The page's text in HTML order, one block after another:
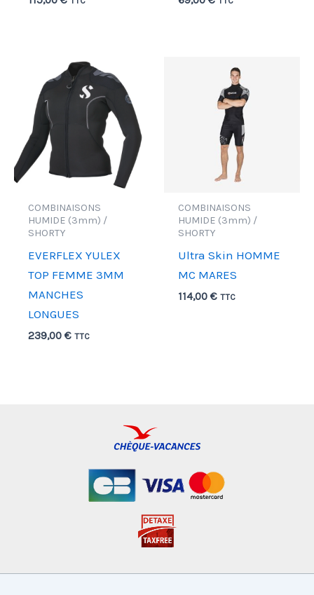
COMBINAISONS
HUMIDE (3mm) /
SHORTY
EVERFLEX YULEX
TOP FEMME 3MM
MANCHES
LONGUES
239,00€ TTC
COMBINAISONS
HUMIDE (3mm) /
SHORTY
Ultra Skin HOMME
MC MARES
114,00€ TTC